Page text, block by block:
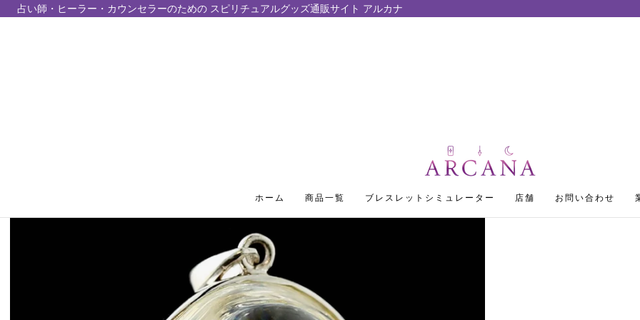
ツにスキップ
占い師・ヒーラー・カウンセラーのための スピリチュアルグッズ通販サイト アルカナ
ホーム 商品一覧 ブレスレットシミュレーター 店舗 お問い合わせ